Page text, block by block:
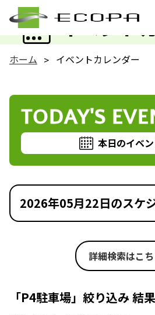
イベント
EVENT
ホーム イベントカレンダー
TODAY'S
本日のイベ
2026年05月22日のスケ
詳細検索はこ
「P4駐車場」絞り込み 結果